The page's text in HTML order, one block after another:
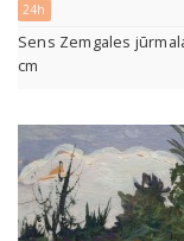
24h
Sens Zemgales
cm